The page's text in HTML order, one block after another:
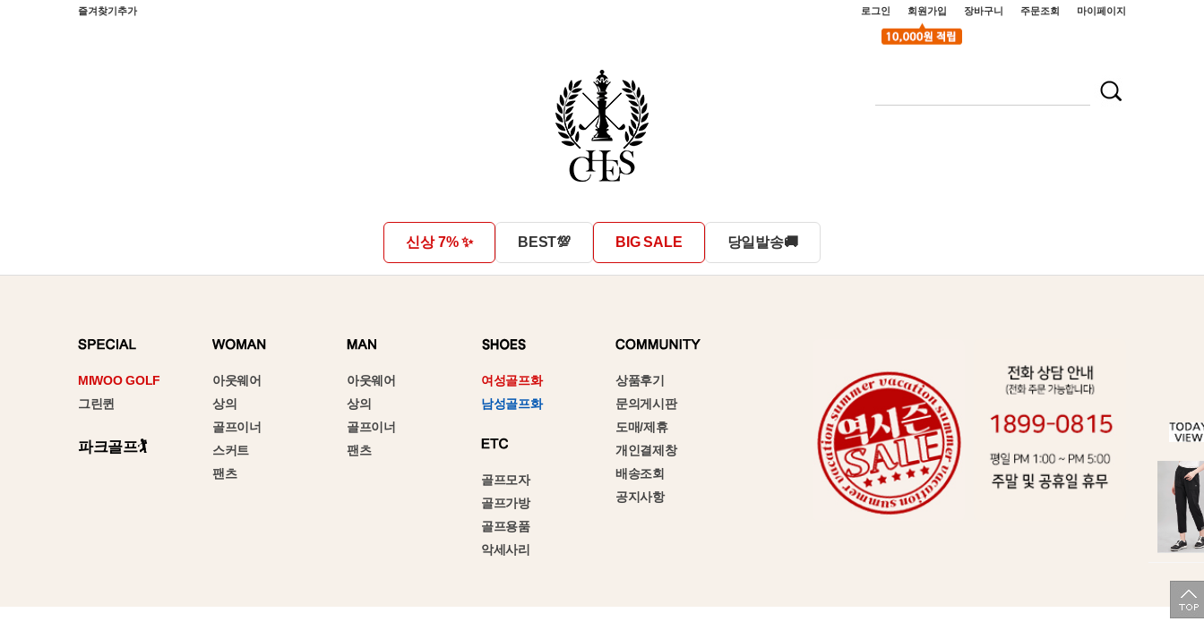
즐겨찾기추가 로그인 회원가입 장바구니 주문조회 마이페이지
신상 7% ✨ BEST💯 BIG SALE 당일발송🚚
MIWOO GOLF
그린퀸
파크골프🏌️
아웃웨어
상의
골프이너
스커트
팬츠
아웃웨어
상의
골프이너
팬츠
여성골프화
남성골프화
골프모자
골프가방
골프용품
악세사리
상품후기
문의게시판
도매/제휴
개인결제창
배송조회
공지사항